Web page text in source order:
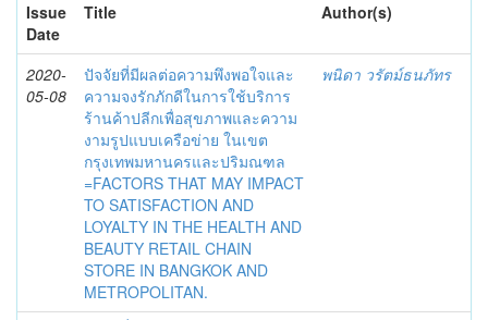
Issue
Date
Title Author(s)
2020-
05-08
ปัจจัยที่มีผลต่อความพึงพอใจและ
ความจงรักภักดีในการใช้บริการ
ร้านค้าปลีกเพื่อสุขภาพและความ
งามรูปแบบเครือข่าย ในเขต
กรุงเทพมหานครและปริมณฑล
=FACTORS THAT MAY IMPACT
TO SATISFACTION AND
LOYALTY IN THE HEALTH AND
BEAUTY RETAIL CHAIN
STORE IN BANGKOK AND
METROPOLITAN.
พนิดา วรัตม์ธนภัทร